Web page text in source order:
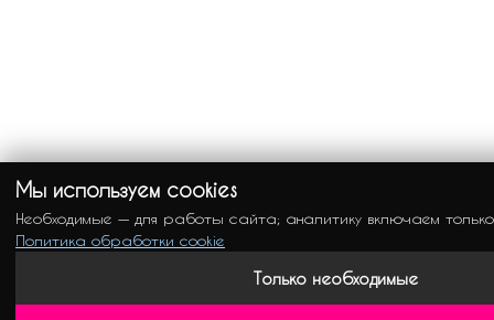
Мы используем cookies
Необходимые — для работы сайта; аналитику включаем
Политика обработки cookie
Только необходимые